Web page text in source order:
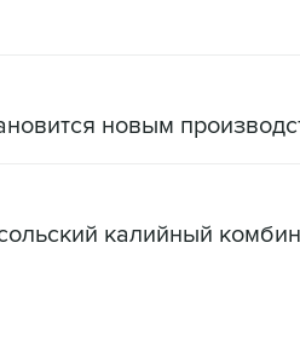
новым
калийный